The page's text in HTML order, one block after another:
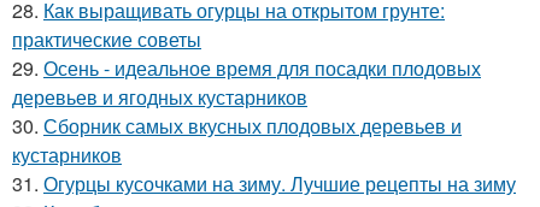
28. Как выращивать огурцы на открытом грунте:
практические советы
29. Осень - идеальное время для посадки плодовых
деревьев и ягодных кустарников
30. Сборник самых вкусных плодовых деревьев и
кустарников
31. Огурцы кусочками на зиму. Лучшие рецепты на зиму